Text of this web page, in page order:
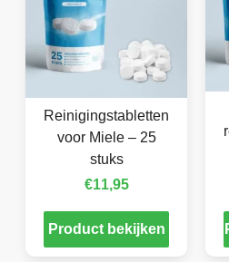
Reinigingstabletten
voor Miele – 25
stuks
€11,95
Product bekijken